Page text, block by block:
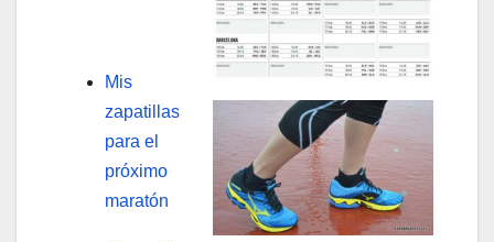
Mis
zapatillas
para el
próximo
maratón